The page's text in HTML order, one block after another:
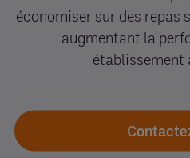
économiser sur des
augmentant la
établissement